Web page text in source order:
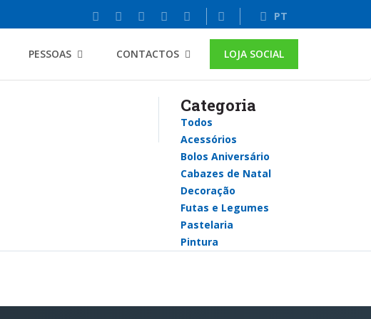
PT
PESSOAS CONTACTOS LOJA SOCIAL
Categoria
Todos
Acessórios
Bolos Aniversário
Cabazes de Natal
Decoração
Futas e Legumes
Pastelaria
Pintura